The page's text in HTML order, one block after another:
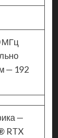
МГц
— 192
—
RTX